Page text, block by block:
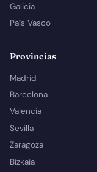
Galicia
País Vasco
Provincias
Madrid
Barcelona
Valencia
Sevilla
Zaragoza
Bizkaia